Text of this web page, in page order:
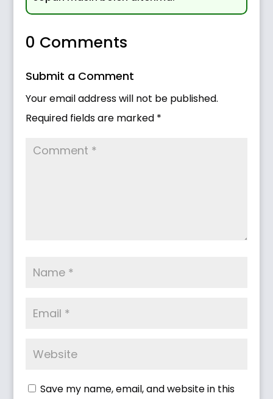
0 Comments
Submit a Comment
Your email address will not be published.
Required fields are marked *
Save my name, email, and website in this